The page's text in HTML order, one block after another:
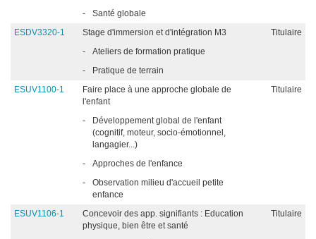
-
Santé globale
ESDV3320-1
Stage d'immersion et d'intégration M3
Titulaire
-
Ateliers de formation pratique
-
Pratique de terrain
ESUV1100-1
Faire place à une approche globale de
l'enfant
Titulaire
-
Développement global de l'enfant
(cognitif, moteur, socio-émotionnel,
langagier...)
-
Approches de l'enfance
-
Observation milieu d'accueil petite
enfance
ESUV1106-1
Concevoir des app. signifiants : Education
physique, bien être et santé
Titulaire